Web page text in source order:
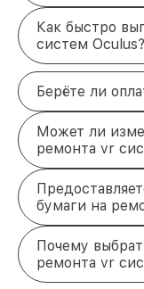
Как быстро
систем Oculus?
Берёте ли
Может ли
ремонта vr
бумаги на
Почему
ремонта vr